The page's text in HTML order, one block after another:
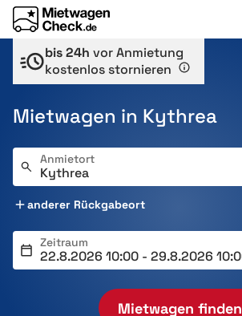
bis 24h vor Anmietung
kostenlos stornieren
Mietwagen in Kythrea
Anmietort
anderer Rückgabeort
Zeitraum
Mietwagen finden